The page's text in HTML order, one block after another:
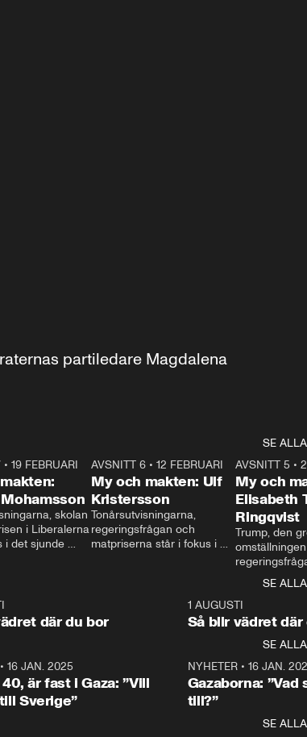
partiledare Magdalena
SE ALLA
24:30
• 19 FEBRUARI
skolan
i Liberalerna
i det sjunde
My
ställer
och
till svars.
27:30
AVSNITT 6 •12 FEBRUARI
My och makten: Ulf
Kristersson
Tonårsutvisningarna,
regeringsfrågan och
matpriserna står i fokus i
Rohwedder ställer
statsminister Ulf Kristersson
AVSNITT 5 •
My och
Elisabeth
Ringqvist
Trump, den
centrum i
avsnittet av
Makten”. Se
Aftonbladets
Rohwedder
Thand Ring
SE ALLA
där du bor
1 AUGUSTI
Så blir vädret där
SE ALLA
16 JAN. 2025
är fast i Gaza: ”Vill
Sverige”
NYHETER• 16 JAN.
Gazaborna:
till?”
SE ALLA